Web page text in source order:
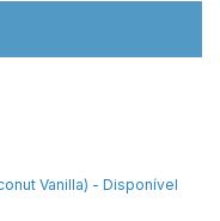
Vanilla) - Disponível